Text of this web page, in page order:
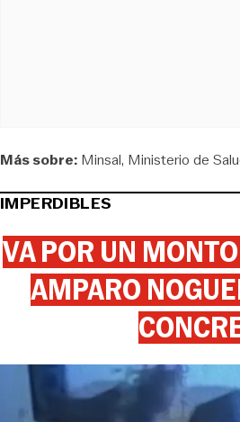
Más sobre: Minsal Ministerio de
IMPERDIBLES
VA POR UN
AMPARO